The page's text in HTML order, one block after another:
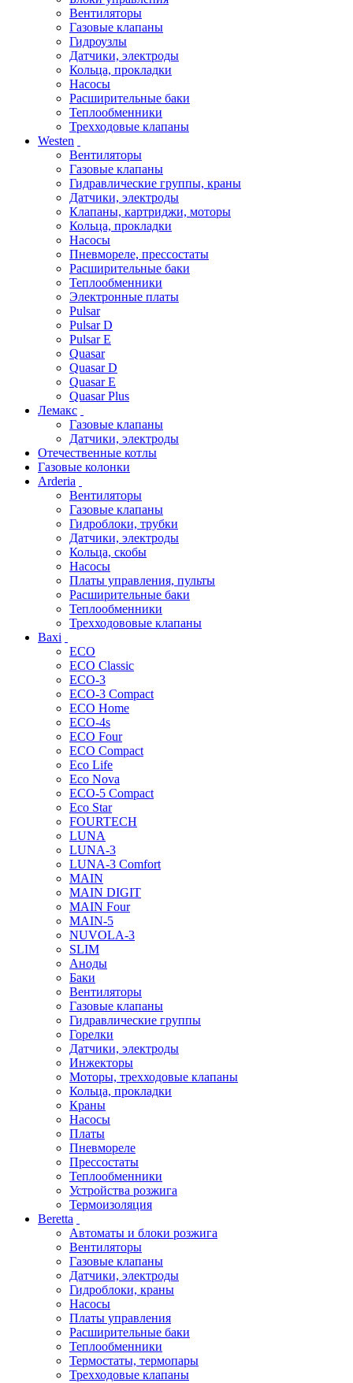
Вентиляторы
Газовые клапаны
Гидроузлы
Датчики, электроды
Кольца, прокладки
Насосы
Расширительные баки
Теплообменники
Трехходовые клапаны
Westen
Вентиляторы
Газовые клапаны
Гидравлические группы, краны
Датчики, электроды
Клапаны, картриджи, моторы
Кольца, прокладки
Насосы
Пневмореле, прессостаты
Расширительные баки
Теплообменники
Электронные платы
Pulsar
Pulsar D
Pulsar E
Quasar
Quasar D
Quasar E
Quasar Plus
Лемакс
Газовые клапаны
Датчики, электроды
Отечественные котлы
Газовые колонки
Arderia
Вентиляторы
Газовые клапаны
Гидроблоки, трубки
Датчики, электроды
Кольца, скобы
Насосы
Платы управления, пульты
Расширительные баки
Теплообменники
Трехходововые клапаны
Baxi
ECO
ECO Classic
ECO-3
ECO-3 Compact
ECO Home
ECO-4s
ECO Four
ECO Compact
Eco Life
Eco Nova
ECO-5 Compact
Eco Star
FOURTECH
LUNA
LUNA-3
LUNA-3 Comfort
MAIN
MAIN DIGIT
MAIN Four
MAIN-5
NUVOLA-3
SLIM
Аноды
Баки
Вентиляторы
Газовые клапаны
Гидравлические группы
Горелки
Датчики, электроды
Инжекторы
Моторы, трехходовые клапаны
Кольца, прокладки
Краны
Насосы
Платы
Пневмореле
Прессостаты
Теплообменники
Устройства розжига
Термоизоляция
Beretta
Автоматы и блоки розжига
Вентиляторы
Газовые клапаны
Датчики, электроды
Гидроблоки, краны
Насосы
Платы управления
Расширительные баки
Теплообменники
Термостаты, термопары
Трехходовые клапаны